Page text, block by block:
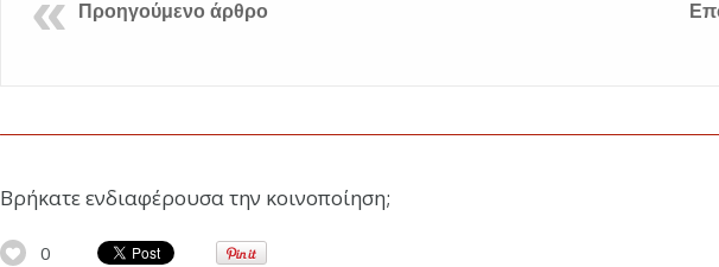
Προηγούμενο άρθρο
Βρήκατε ενδιαφέρουσα την κοινοποίηση;
0